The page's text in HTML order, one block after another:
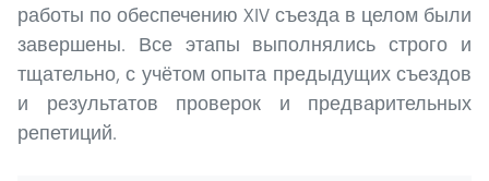
работы по обеспечению XIV съезда в целом были
завершены. Все этапы выполнялись строго и
тщательно, с учётом опыта предыдущих съездов
и результатов проверок и предварительных
репетиций.